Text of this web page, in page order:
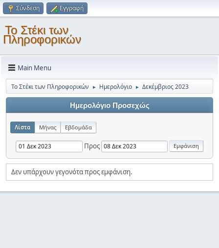
Σύνδεση Εγγραφή
Το Στέκι των
Πληροφορικών
Main Menu
Το Στέκι των Πληροφορικών ► Ημερολόγιο ► Δεκέμβριος 2023
Ημερολόγιο Προσεχώς
Λίστα Μήνας Εβδομάδα
Προς
Δεν υπάρχουν γεγονότα προς εμφάνιση.